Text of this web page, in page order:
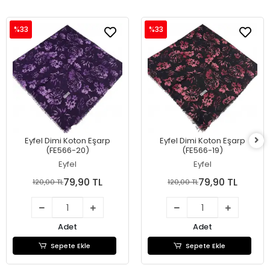
Eyfel Dimi Koton Eşarp
(FE566-20)
Eyfel
%33
120,00 TL79,90 TL
Adet
Sepete Ekle
Eyfel Dimi Koton Eşarp
(FE566-19)
Eyfel
%33
120,00 TL79,90 TL
Adet
Sepete Ekle